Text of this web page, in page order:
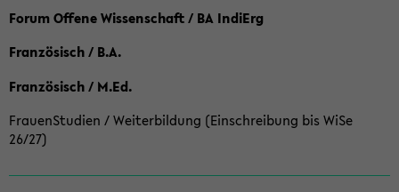
Forum Offene Wissenschaft / BA IndiErg
Französisch / B.A.
Französisch / M.Ed.
FrauenStudien / Weiterbildung (Einschreibung bis WiSe
26/27)